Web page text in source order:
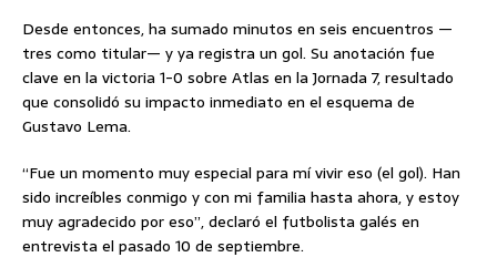
Desde entonces, ha sumado minutos en seis encuentros —
tres como titular— y ya registra un gol. Su anotación fue
clave en la victoria 1-0 sobre Atlas en la Jornada 7, resultado
que consolidó su impacto inmediato en el esquema de
Gustavo Lema.
“Fue un momento muy especial para mí vivir eso (el gol). Han
sido increíbles conmigo y con mi familia hasta ahora, y estoy
muy agradecido por eso”, declaró el futbolista galés en
entrevista el pasado 10 de septiembre.